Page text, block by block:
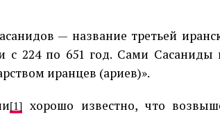
— название третьей
с 224 по 651 год. Сами Сасаниды
иранцев (ариев)».
[1]
хорошо известно, что